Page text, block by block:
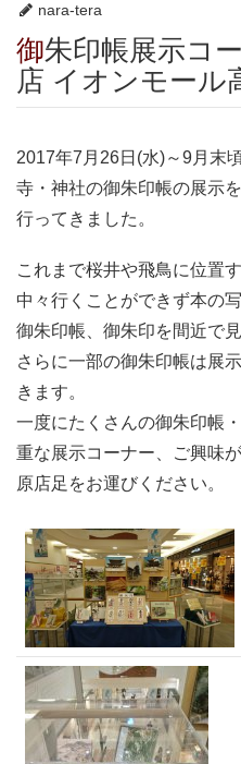
nara-tera
御朱印帳展示コーナー @未来屋書
店 イオンモール
2017年7月26日(水)～9月末
寺・神社の御朱印帳の展示
行ってきました。
これまで桜井や飛鳥に位置
中々行くことができず本の
御朱印帳、御朱印を間近で
さらに一部の御朱印帳は展
きます。
一度にたくさんの御朱印帳
重な展示コーナー、ご興味
原店足をお運びください。